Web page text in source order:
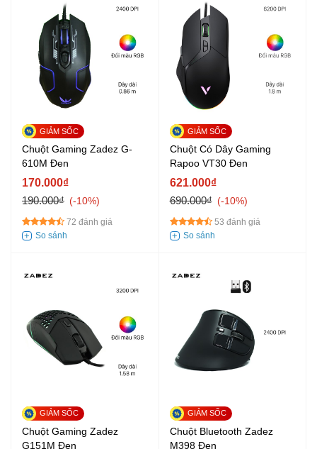
Chuột Gaming Zadez G-
610M Đen
170.000₫
190.000₫
-10%
72 đánh giá
Chuột Có Dây Gaming
Rapoo VT30 Đen
621.000₫
690.000₫
-10%
53 đánh giá
Chuột Gaming Zadez
G151M Đen
Chuột Bluetooth Zadez
M398 Đen